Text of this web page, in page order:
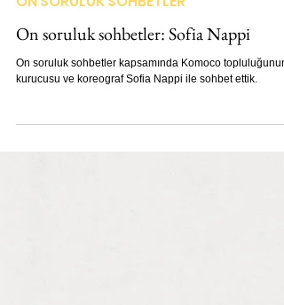
Ayşe Draz & Mehmet Kerem Özel
25 Nis 2024
3 dakikada okunur
ON SORULUK SOHBETLER
kurucusu ve koreograf Sofia Nappi ile sohbet ettik.